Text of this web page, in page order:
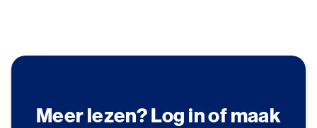
Meer lezen? Log in of maak